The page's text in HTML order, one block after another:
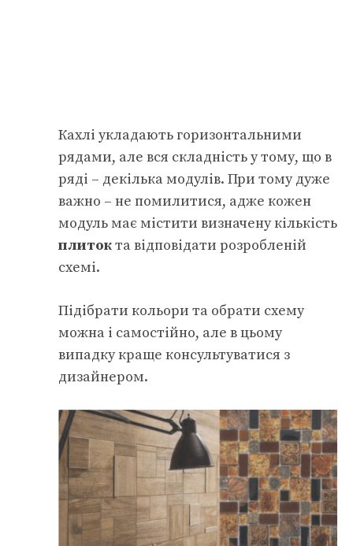
Кахлі укладають горизонтальними
рядами, але вся складність у тому, що в
ряді – декілька модулів. При тому дуже
важно – не помилитися, адже кожен
модуль має містити визначену кількість
плитокта відповідати розробленій
схемі.
Підібрати кольори та обрати схему
можна і самостійно, але в цьому
випадку краще консультуватися з
дизайнером.